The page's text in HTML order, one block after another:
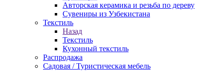
Авторская керамика и резьба по дереву
Сувениры из Узбекистана
Текстиль
Назад
Текстиль
Кухонный текстиль
Распродажа
Садовая / Туристическая мебель